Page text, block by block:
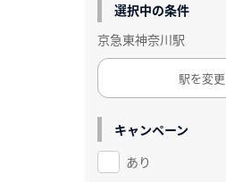
選択中の条件
京急東神奈川駅
駅を変更
キャンペーン
あり